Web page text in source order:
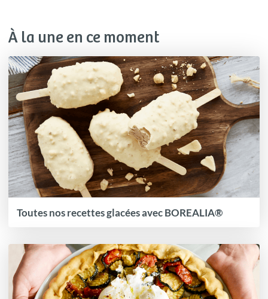
À la une en ce moment
Toutes nos recettes glacées avec BOREALIA®